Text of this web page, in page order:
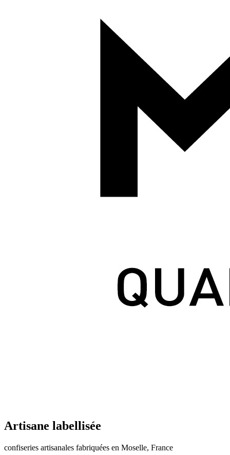
Artisane labellisée
confiseries artisanales fabriquées en Moselle, France